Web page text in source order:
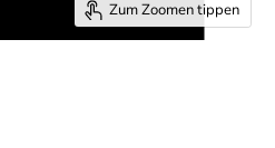
Zum Zoomen tippen